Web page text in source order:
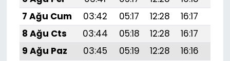
7 Ağu Cum
03:42 05:17 12:28 16:17
8 Ağu Cts
03:44 05:18 12:28 16:17
9 Ağu Paz
03:45 05:19 12:28 16:16